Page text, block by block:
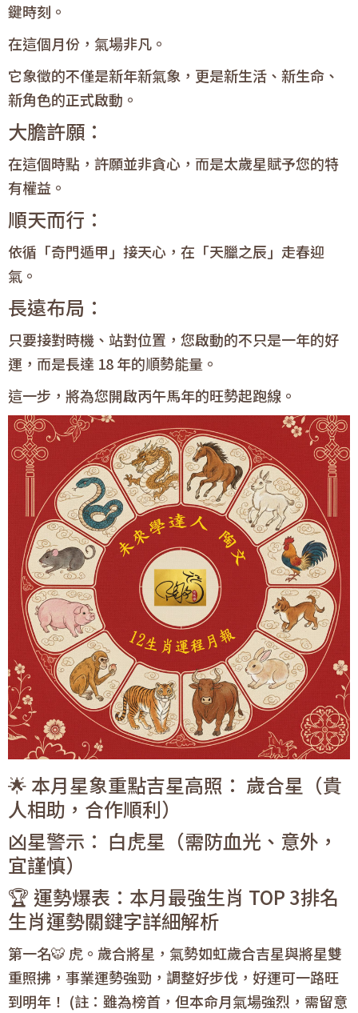
鍵時刻。
在這個月份，氣場非凡。
它象徵的不僅是新年新氣象，更是新生活、新生命、
新角色的正式啟動。
大膽許願：
在這個時點，許願並非貪心，而是太歲星賦予您的特
有權益。
順天而行：
依循「奇門遁甲」接天心，在「天臘之辰」走春迎
氣。
長遠布局：
只要接對時機、站對位置，您啟動的不只是一年的好
運，而是長達 18 年的順勢能量。
這一步，將為您開啟丙午馬年的旺勢起跑線。
🌟 本月星象重點吉星高照： 歲合星（貴
人相助，合作順利）
凶星警示： 白虎星（需防血光、意外，
宜謹慎）
🏆 運勢爆表：本月最強生肖 TOP 3排名
生肖運勢關鍵字詳細解析
第一名🐯 虎。歲合將星，氣勢如虹歲合吉星與將星雙
重照拂，事業運勢強勁，調整好步伐，好運可一路旺
到明年！ (註：雖為榜首，但本命月氣場強烈，需留意